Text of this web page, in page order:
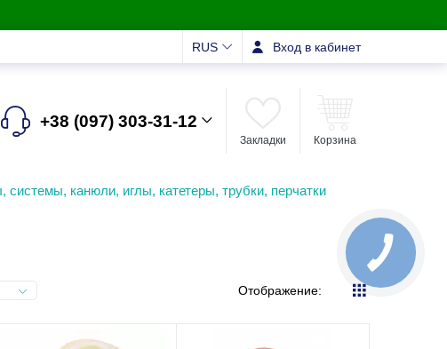
RUS Вход в кабинет
+38 (097) 303-31-12
Закладки Корзина
канюли, иглы, катетеры, трубки, перчатки
Отображение: